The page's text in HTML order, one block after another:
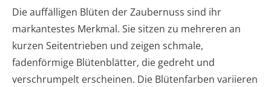
Die auffälligen Blüten der Zaubernuss sind ihr
markantestes Merkmal. Sie sitzen zu mehreren an
kurzen Seitentrieben und zeigen schmale,
fadenförmige Blütenblätter, die gedreht und
verschrumpelt erscheinen. Die Blütenfarben variieren